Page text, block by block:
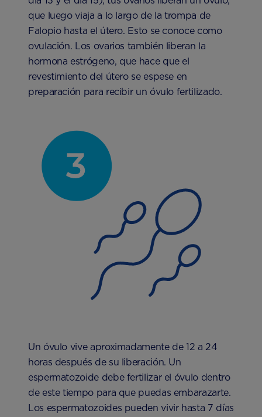
que luego viaja a lo largo de la trompa de
Falopio hasta el útero. Esto se conoce como
ovulación. Los ovarios también liberan la
hormona estrógeno, que hace que el
revestimiento del útero se espese en
preparación para recibir un óvulo fertilizado.
Un óvulo vive aproximadamente de 12 a 24
horas después de su liberación. Un
espermatozoide debe fertilizar el óvulo dentro
de este tiempo para que puedas embarazarte.
Los espermatozoides pueden vivir hasta 7 días